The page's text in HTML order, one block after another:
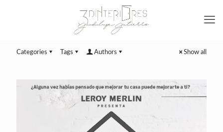
Categories Tags Authors Show all